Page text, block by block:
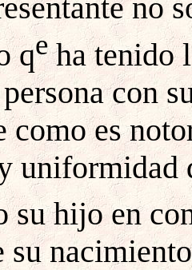
no
qeha tenido
con
como es
uniformidad
hijo en